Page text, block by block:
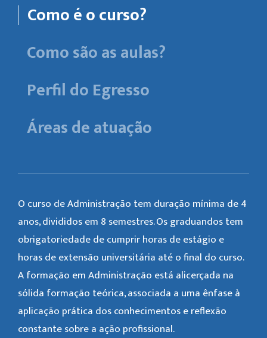
Como é o curso?
Como são as aulas?
Perfil do Egresso
Áreas de atuação
O curso de Administração tem duração mínima de 4
anos, divididos em 8 semestres. Os graduandos tem
obrigatoriedade de cumprir horas de estágio e
horas de extensão universitária até o final do curso.
A formação em Administração está alicerçada na
sólida formação teórica, associada a uma ênfase à
aplicação prática dos conhecimentos e reflexão
constante sobre a ação profissional.